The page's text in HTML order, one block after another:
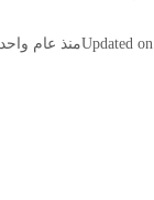
Updated onمنذ عام واحد